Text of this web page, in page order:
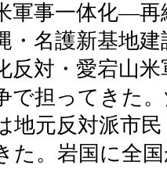
軍事一体化―
・名護新基地
反対・愛宕山
で担ってきた
地元反対派市
た。岩国に全